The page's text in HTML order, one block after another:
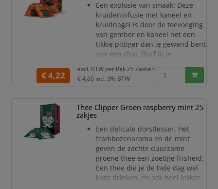
Een explosie van smaak! Deze
kruideninfusie met kaneel en
kruidnagel is door de toevoeging
van gember en kaneel net een
tikkie pittiger dan je gewend bent
van een chai. Durf jij je
€ 4,22
excl. BTW per Pak 25 Zakken
€ 4,60 incl. 9% BTW
Thee Clipper Groen raspberry mint 25
zakjes
Een delicate dorstlesser. Het
frambozenaroma en de mint
geven de zachte duurzame
groene thee een zoetige frisheid.
Een thee die je de hele dag wel
kunt drinken, en ook heel lekker